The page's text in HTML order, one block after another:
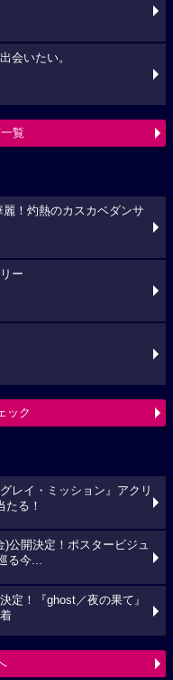
会いたい。
覧
！灼熱のカスカベダンサ
ー
ック
レイ・ミッション』アクリ
たる！
)公開決定！ポスタービジュ
る今...
定！『ghost／夜の果て』